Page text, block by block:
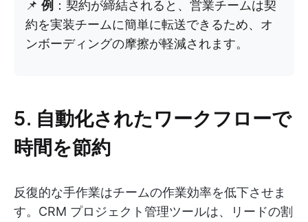
📌 例 ：契約が締結されると、営業チームは契
約を実装チームに簡単に転送できるため、オ
ンボーディングの摩擦が軽減されます。
5. 自動化されたワークフローで
時間を節約
反復的な手作業はチームの作業効率を低下させま
す。CRM プロジェクト管理ツールは、リードの割